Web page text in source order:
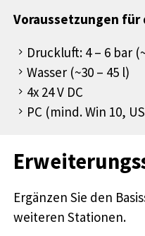
Voraussetzungen für
Druckluft: 4 – 6 bar
Wasser (~30 – 45 l)
4x 24 V DC
PC (mind. Win 10,
Ergänzen Sie den
weiteren Stationen.